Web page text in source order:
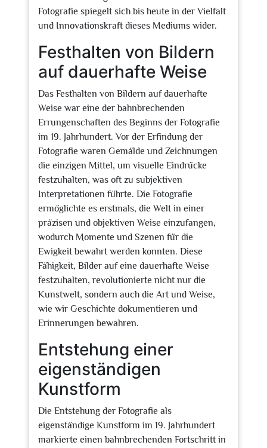
Fotografie spiegelt sich bis heute in der Vielfalt
und Innovationskraft dieses Mediums wider.
Festhalten von Bildern
auf dauerhafte Weise
Das Festhalten von Bildern auf dauerhafte
Weise war eine der bahnbrechenden
Errungenschaften des Beginns der Fotografie
im 19. Jahrhundert. Vor der Erfindung der
Fotografie waren Gemälde und Zeichnungen
die einzigen Mittel, um visuelle Eindrücke
festzuhalten, was oft zu subjektiven
Interpretationen führte. Die Fotografie
ermöglichte es erstmals, die Welt in einer
präzisen und objektiven Weise einzufangen,
wodurch Momente und Szenen für die
Ewigkeit bewahrt werden konnten. Diese
Fähigkeit, Bilder auf eine dauerhafte Weise
festzuhalten, revolutionierte nicht nur die
Kunstwelt, sondern auch die Art und Weise,
wie wir Geschichte dokumentieren und
Erinnerungen bewahren.
Entstehung einer
eigenständigen
Kunstform
Die Entstehung der Fotografie als
eigenständige Kunstform im 19. Jahrhundert
markierte einen bahnbrechenden Fortschritt in